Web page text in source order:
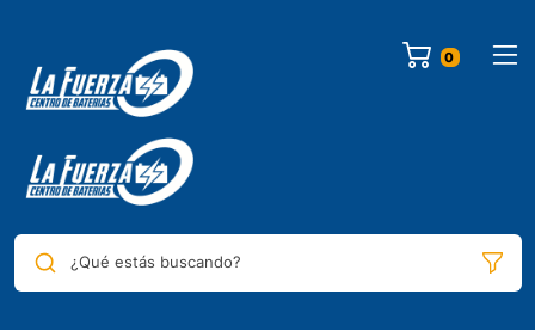
¿Qué estás buscando?